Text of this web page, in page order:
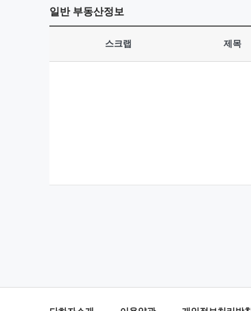
일반부동산정보
스크랩 제목